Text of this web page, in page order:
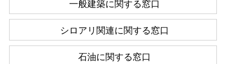
一般建築に関する窓口
シロアリ関連に関する窓口
石油に関する窓口